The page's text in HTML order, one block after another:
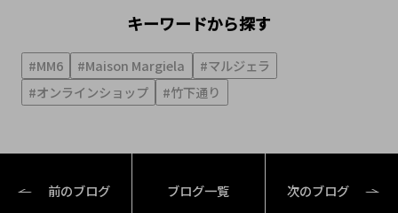
キーワードから探す
#MM6 #Maison Margiela
#マルジェラ
#オンラインショップ
#竹下通り
前のブログ ブログ一覧 次のブログ